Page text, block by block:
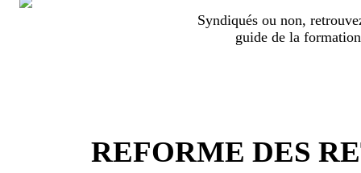
Syndiqués ou non,
guide de la
REFORME DES